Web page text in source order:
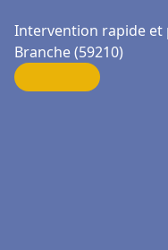
Intervention rapide et
Branche (59210)